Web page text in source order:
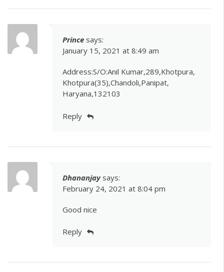
Prince says:
January 15, 2021 at 8:49 am
Address:S/O:Anil Kumar,289,Khotpura,
Khotpura(35),Chandoli,Panipat,
Haryana,132103
Reply
Dhananjay says:
February 24, 2021 at 8:04 pm
Good nice
Reply